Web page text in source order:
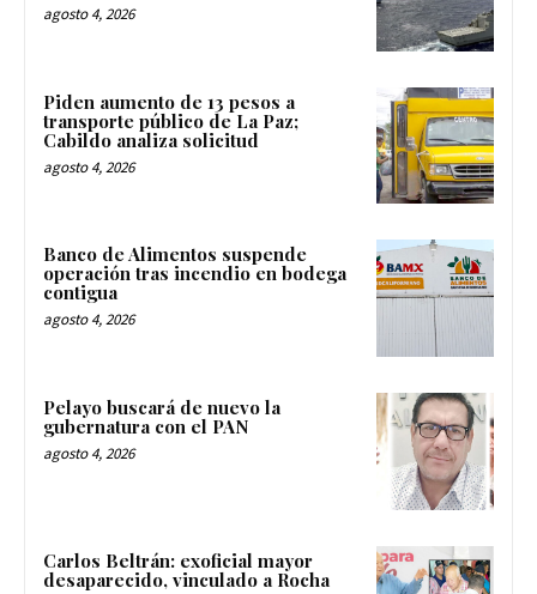
agosto 4, 2026
Piden aumento de 13 pesos a
transporte público de La Paz;
Cabildo analiza solicitud
agosto 4, 2026
Banco de Alimentos suspende
operación tras incendio en bodega
contigua
agosto 4, 2026
Pelayo buscará de nuevo la
gubernatura con el PAN
agosto 4, 2026
Carlos Beltrán: exoficial mayor
desaparecido, vinculado a Rocha